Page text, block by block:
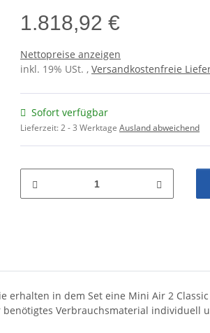
1.818,92 €
Nettopreise anzeigen
inkl. 19% USt. , Versandkostenfreie
Sofort verfügbar
Lieferzeit:2 - 3 Werktage Ausland abweichend
erhalten in dem Set eine Mini Air 2
Verbrauchsmaterial individuell